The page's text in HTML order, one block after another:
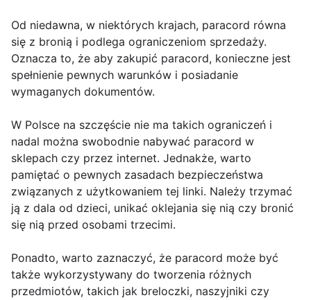
Od niedawna, w niektórych krajach, paracord równa
się z bronią i podlega ograniczeniom sprzedaży.
Oznacza to, że aby zakupić paracord, konieczne jest
spełnienie pewnych warunków i posiadanie
wymaganych dokumentów.
W Polsce na szczęście nie ma takich ograniczeń i
nadal można swobodnie nabywać paracord w
sklepach czy przez internet. Jednakże, warto
pamiętać o pewnych zasadach bezpieczeństwa
związanych z użytkowaniem tej linki. Należy trzymać
ją z dala od dzieci, unikać oklejania się nią czy bronić
się nią przed osobami trzecimi.
Ponadto, warto zaznaczyć, że paracord może być
także wykorzystywany do tworzenia różnych
przedmiotów, takich jak breloczki, naszyjniki czy